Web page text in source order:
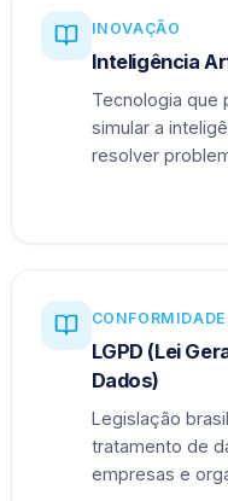
INOVAÇÃO
Inteligência
Tecnologia que
simular a
resolver
CONFORMIDADE
LGPD (Lei
Dados)
Legislação
tratamento de
empresas e